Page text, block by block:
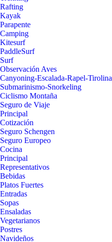
Rafting
Kayak
Parapente
Camping
Kitesurf
PaddleSurf
Surf
Observación Aves
Canyoning-Escalada-Rapel-Tirolina
Submarinismo-Snorkeling
Ciclismo Montaña
Seguro de Viaje
Principal
Cotización
Seguro Schengen
Seguro Europeo
Cocina
Principal
Representativos
Bebidas
Platos Fuertes
Entradas
Sopas
Ensaladas
Vegetarianos
Postres
Navideños